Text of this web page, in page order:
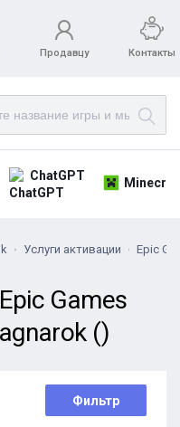
Продавцу Контакты
ChatGPT
Услуги активации Epic
Games
()
Фильтр